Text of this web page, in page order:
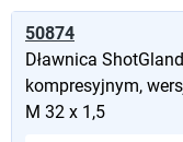
50874
Dławnica
kompresyjnym,
M 32 x 1,5